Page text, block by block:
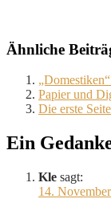
Ähnliche
Papier und
Die erste Seite
Ein
Kle sagt:
14.